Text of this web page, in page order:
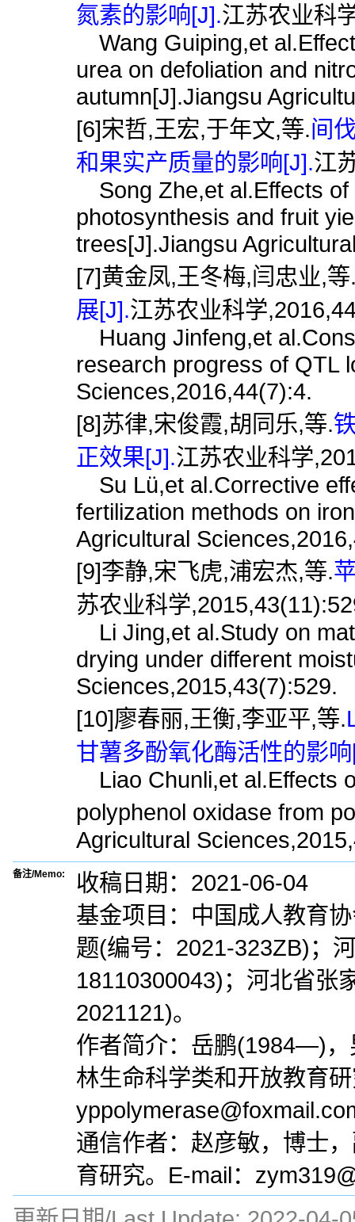
氮素的影响[J].江苏农业科
Wang Guiping,et
urea on defoliation and
autumn[J].Jiangsu
[6]宋哲,王宏,于年文,等.间
和果实产质量的影响[J].江
Song Zhe,et al.Effects of
photosynthesis and fruit
trees[J].Jiangsu
[7]黄金凤,王冬梅,闫忠业,等
展[J].江苏农业科学
Huang Jinfeng,et
research progress of QTL
Sciences,2016,44(7):4.
[8]苏律,宋俊霞,胡同乐,等.
正效果[J].江苏农业科学
Su Lü,et al.Corrective
fertilization methods on
Agricultural
[9]李静,宋飞虎,浦宏杰,等.
苏农业科学
Li Jing,et al.Study on
drying under different
Sciences,2015,43(7):529.
[10]廖春丽,王衡,李亚平,等.
甘薯多酚氧化酶活性的影
Liao Chunli,et al.Effects
polyphenol oxidase from
Agricultural
备注/Memo:
收稿日期：2021-06-04
基金项目：中国成人教育
题(编号：2021-323ZB)；
18110300043)；河北省张
2021121)。
作者简介：岳鹏(1984—)，
林生命科学类和开放教育
通信作者：赵彦敏，博士
育研究。E-mail：